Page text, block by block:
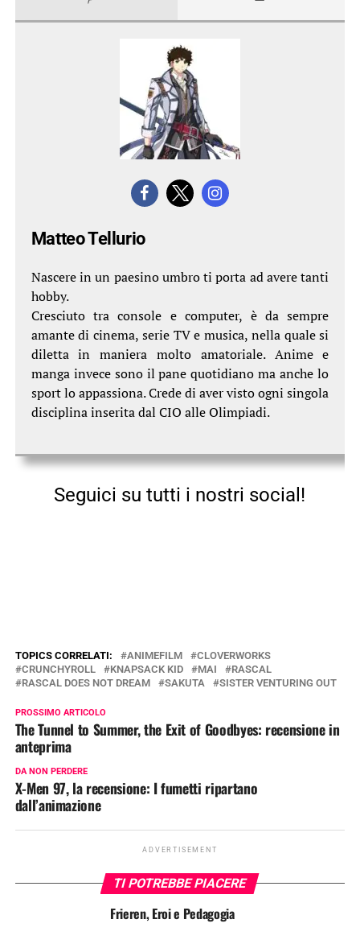
Matteo Tellurio
Nascere in un paesino umbro ti porta ad avere tanti
hobby.
Cresciuto tra console e computer, è da sempre
amante di cinema, serie TV e musica, nella quale si
diletta in maniera molto amatoriale. Anime e
manga invece sono il pane quotidiano ma anche lo
sport lo appassiona. Crede di aver visto ogni singola
disciplina inserita dal CIO alle Olimpiadi.
Seguici su tutti i nostri social!
TOPICS CORRELATI: ANIMEFILM
CLOVERWORKS
CRUNCHYROLL
KNAPSACK KID MAI
RASCAL
RASCAL DOES NOT DREAM
SAKUTA SISTER VENTURING OUT
PROSSIMO ARTICOLO
The Tunnel to Summer, the Exit of Goodbyes: recensione in
anteprima
DA NON PERDERE
X-Men 97, la recensione: I fumetti ripartano
dall’animazione
ADVERTISEMENT
TI POTREBBE PIACERE
Frieren, Eroi e Pedagogia